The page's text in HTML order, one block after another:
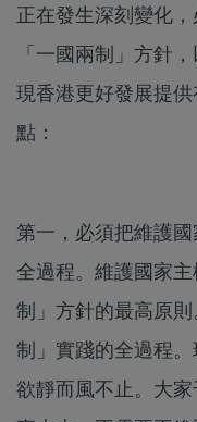
正在發生深刻變化
「一國兩制」方針
現香港更好發展提
點：
第一，必須把維護
全過程。維護國家
制」方針的最高原
制」實踐的全過程
欲靜而風不止。大